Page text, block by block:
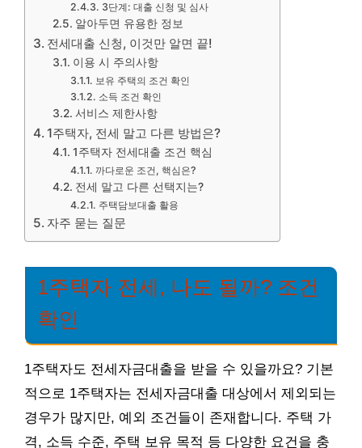
3단계: 대출 신청 및 심사
알아두면 유용한 정보
전세대출 신청, 이것만 알면 끝!
이용 시 주의사항
보유 주택의 조건 확인
소득 조건 확인
서비스 제한사항
1주택자, 전세 말고 다른 방법은?
1주택자 전세대출 조건 핵심
까다로운 조건, 핵심은?
전세 말고 다른 선택지는?
주택담보대출 활용
자주 묻는 질문
1주택자 전세, 나도 될까? 조건
확인
1주택자도 전세자금대출을 받을 수 있을까요? 기본
적으로 1주택자는 전세자금대출 대상에서 제외되는
경우가 많지만, 예외 조건들이 존재합니다. 주택 가
격, 소득 수준, 주택 보유 목적 등 다양한 요건을 충